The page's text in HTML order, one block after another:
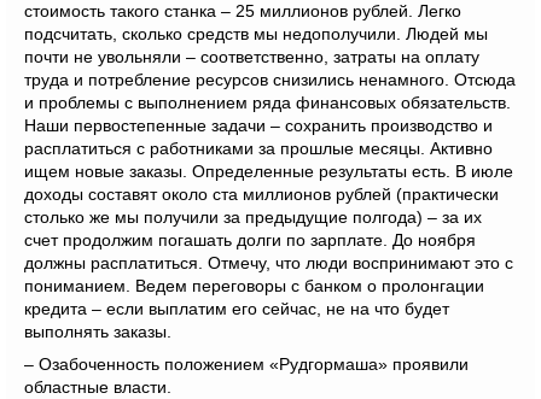
стоимость такого станка – 25 миллионов рублей. Легко
подсчитать, сколько средств мы недополучили. Людей мы
почти не увольняли – соответственно, затраты на оплату
труда и потребление ресурсов снизились ненамного. Отсюда
и проблемы с выполнением ряда финансовых обязательств.
Наши первостепенные задачи – сохранить производство и
расплатиться с работниками за прошлые месяцы. Активно
ищем новые заказы. Определенные результаты есть. В июле
доходы составят около ста миллионов рублей (практически
столько же мы получили за предыдущие полгода) – за их
счет продолжим погашать долги по зарплате. До ноября
должны расплатиться. Отмечу, что люди воспринимают это с
пониманием. Ведем переговоры с банком о пролонгации
кредита – если выплатим его сейчас, не на что будет
выполнять заказы.
– Озабоченность положением «Рудгормаша» проявили
областные власти.